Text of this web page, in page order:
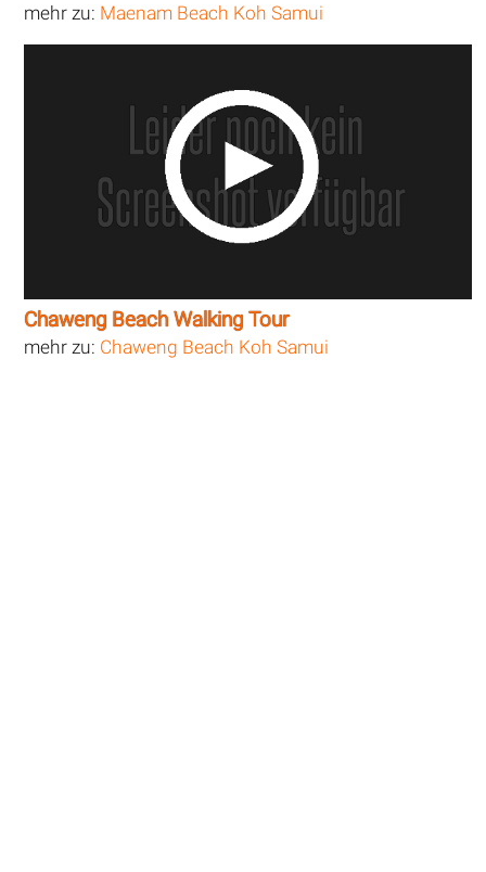
mehr zu: Maenam Beach Koh Samui
Chaweng Beach Walking Tour
mehr zu: Chaweng Beach Koh Samui